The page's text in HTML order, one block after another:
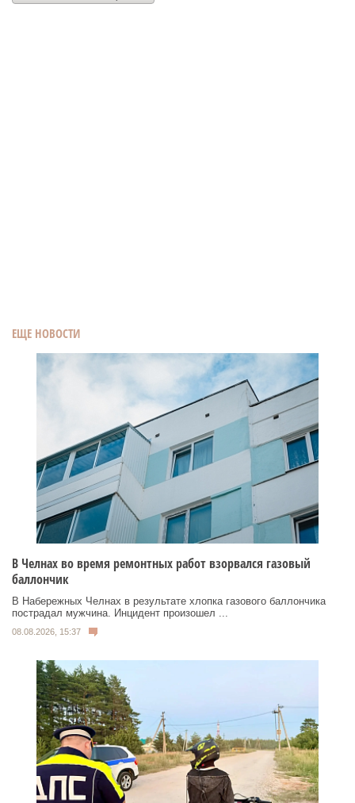
ЕЩЕ НОВОСТИ
В Челнах во время ремонтных работ взорвался газовый
баллончик
В Набережных Челнах в результате хлопка газового баллончика
пострадал мужчина. Инцидент произошел ...
08.08.2026, 15:37